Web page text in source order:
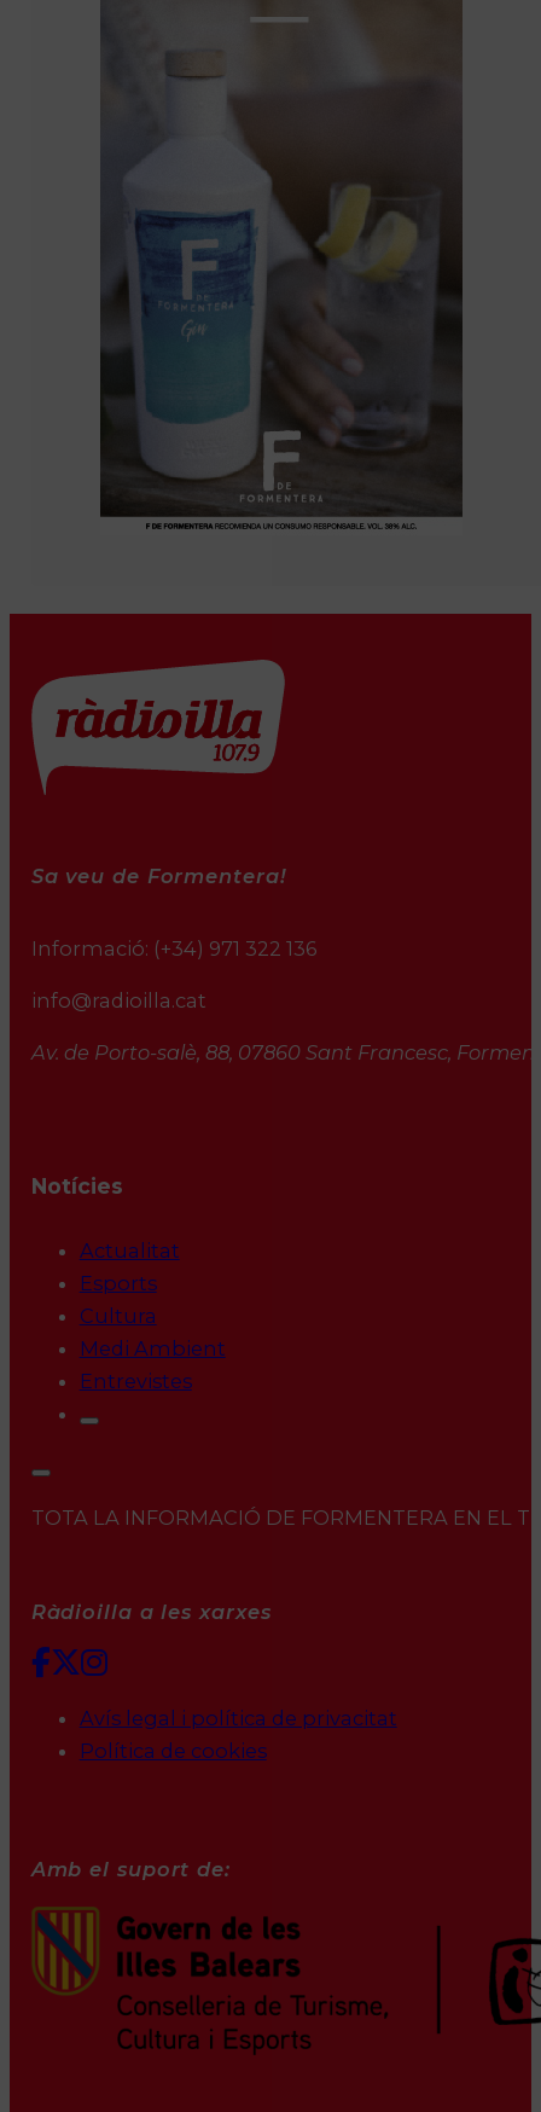
Sa veu de Formentera!
Informació: (+34) 971 322 136
info@radioilla.cat
Av. de Porto-salè, 88, 07860 Sant Francesc,
Notícies
Actualitat
Esports
Cultura
Medi Ambient
Entrevistes
TOTA LA INFORMACIÓ DE FORMENTERA EN EL
Ràdioilla a les xarxes
Avís legal i política de privacitat
Política de cookies
Amb el suport de: